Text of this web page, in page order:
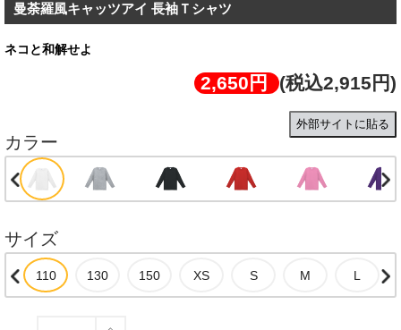
曼荼羅風キャッツアイ 長袖Ｔシャツ
ネコと和解せよ
2,650円 (税込2,915円)
外部サイトに貼る
カラー
サイズ